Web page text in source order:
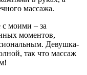
массажа.
моими – за
моментов,
Девушка-
так что массаж